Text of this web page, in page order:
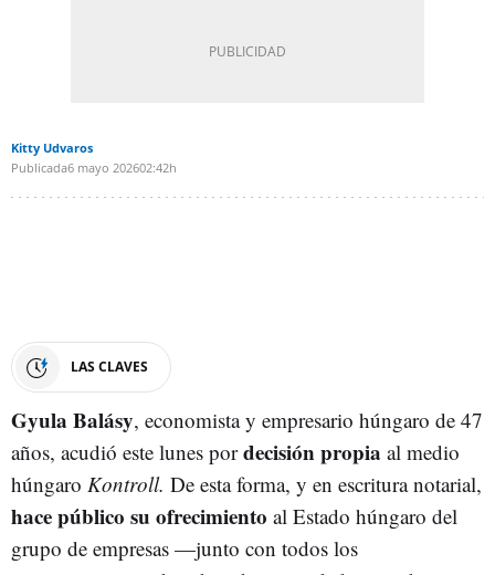
Kitty Udvaros
Publicada6 mayo 202602:42h
LAS CLAVES
Gyula Balásy, economista y empresario húngaro de 47
años, acudió este lunes pordecisión propia al medio
húngaro Kontroll. De esta forma, y en escritura notarial,
hace público su ofrecimiento al Estado húngaro del
grupo de empresas —junto con todos los